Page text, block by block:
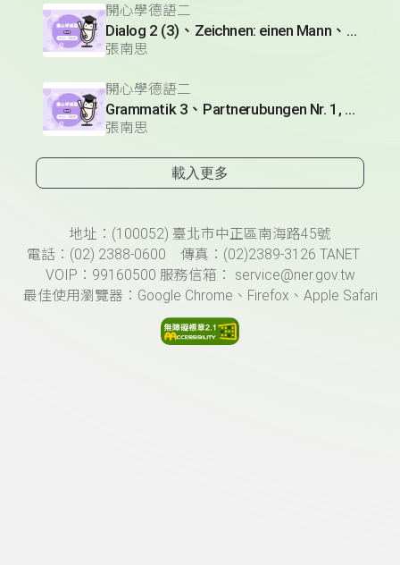
開心學德語二
Dialog 2 (3)、Zeichnen: einen Mann、Lesetext 1(1)
張南思
開心學德語二
Grammatik 3、Partnerubungen Nr. 1, 3、Dialog 2(1)
張南思
載入更多
頁尾資訊地址：(100052) 臺北市中正區南海路45號
電話：(02) 2388-0600 傳真：(02)2389-3126 TANET
VOIP：99160500 服務信箱： service@ner.gov.tw
最佳使用瀏覽器：Google Chrome、Firefox、Apple Safari